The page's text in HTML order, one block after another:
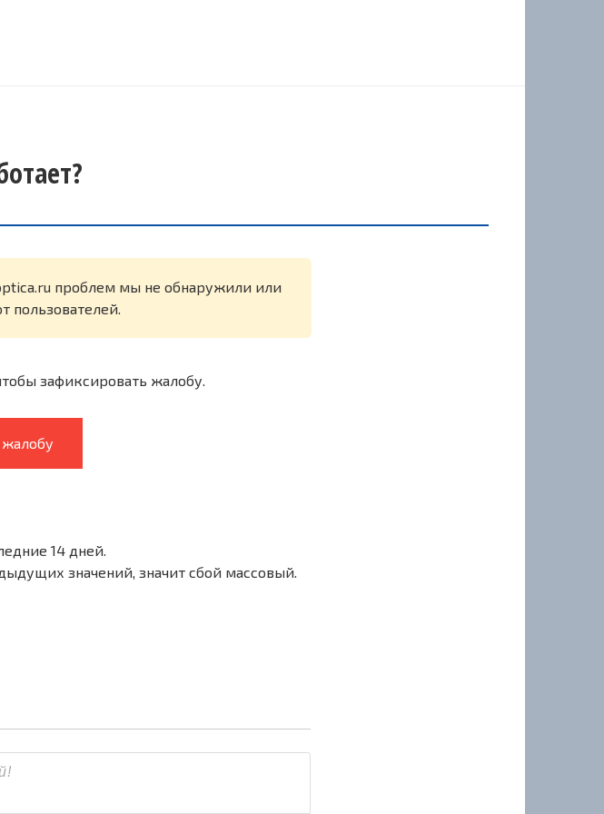
проблем мы не обнаружили или
пользователей.
зафиксировать жалобу.
жалобу
14 дней.
значений, значит сбой массовый.